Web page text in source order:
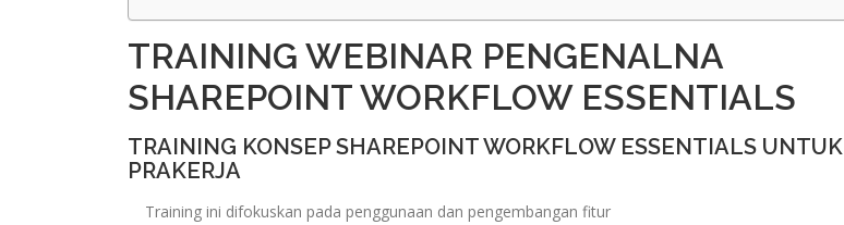
TRAINING WEBINAR PENGENALNA
SHAREPOINT WORKFLOW ESSENTIALS
TRAINING KONSEP SHAREPOINT WORKFLOW ESSENTIALS UNTUK
PRAKERJA
Training ini difokuskan pada penggunaan dan pengembangan fitur